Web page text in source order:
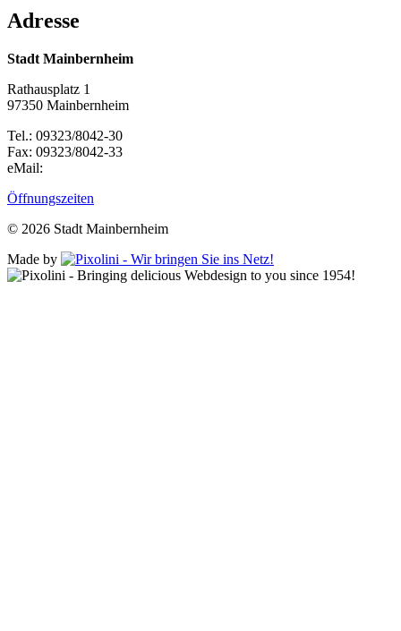
Adresse
Stadt Mainbernheim
Rathausplatz 1
97350 Mainbernheim
Tel.: 09323/8042-30
Fax: 09323/8042-33
eMail:
Öffnungszeiten
© 2026 Stadt Mainbernheim
Made by